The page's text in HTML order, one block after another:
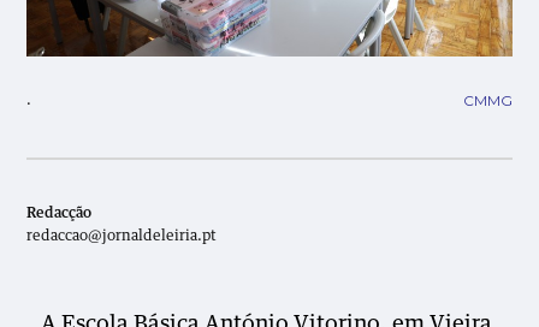
. CMMG
Redacção
redaccao@jornaldeleiria.pt